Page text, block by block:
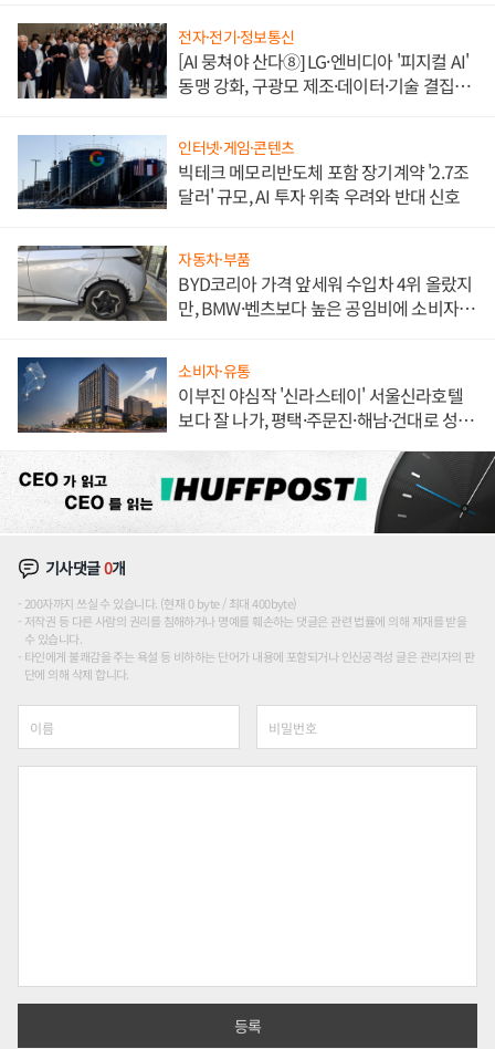
전자·전기·정보통신
[AI 뭉쳐야 산다⑧] LG·엔비디아 '피지컬 AI'
동맹 강화, 구광모 제조·데이터·기술 결집
인터넷·게임·콘텐츠
빅테크 메모리반도체 포함 장기계약 '2.7조
달러' 규모, AI 투자 위축 우려와 반대 신호
자동차·부품
BYD코리아 가격 앞세워 수입차 4위 올랐지
만, BMW·벤츠보다 높은 공임비에 소비자
소비자·유통
이부진 야심작 '신라스테이' 서울신라호텔
보다 잘 나가, 평택·주문진·해남·건대로 성
기사댓글0개
200자까지 쓰실 수 있습니다. (현재 0 byte / 최대 400byte)
저작권 등 다른 사람의 권리를 침해하거나 명예를 훼손하는 댓글은 관련 법률에 의해 제재를 받을
수 있습니다.
타인에게 불쾌감을 주는 욕설 등 비하하는 단어가 내용에 포함되거나 인신공격성 글은 관리자의 판
단에 의해 삭제 합니다.